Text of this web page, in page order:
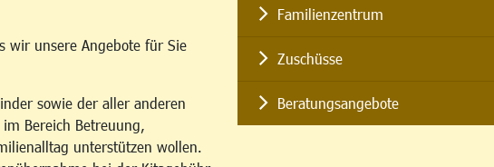
wir unsere Angebote für Sie
sowie der aller anderen
Bereich Betreuung,
unterstützen wollen.
Familienzentrum
Zuschüsse
Beratungsangebote